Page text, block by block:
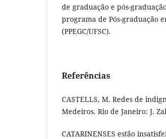
de graduação e pós-
programa de Pós-graduação
(PPEGC/UFSC).
Referências
CASTELLS, M. Redes de
Medeiros. Rio de Janeiro: J.
CATARINENSES estão